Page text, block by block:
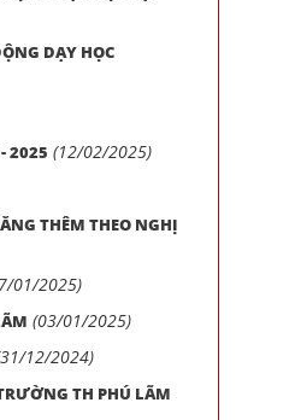
DẠY HỌC
2025 (12/02/2025)
THÊM THEO NGHỊ
01/2025)
(03/01/2025)
12/2024)
TH PHÚ LÃM